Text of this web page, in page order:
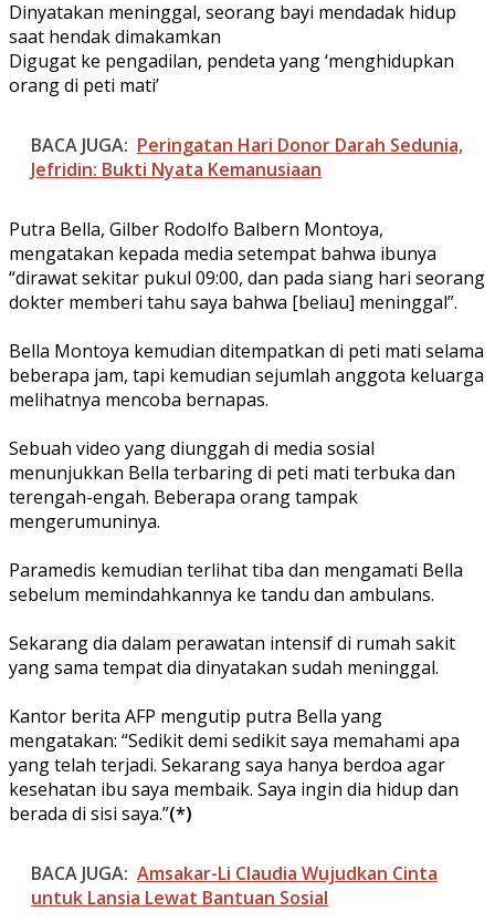
Dinyatakan meninggal, seorang bayi mendadak hidup
saat hendak dimakamkan
Digugat ke pengadilan, pendeta yang ‘menghidupkan
orang di peti mati’
BACA JUGA: Peringatan Hari Donor Darah Sedunia,
Jefridin: Bukti Nyata Kemanusiaan
Putra Bella, Gilber Rodolfo Balbern Montoya,
mengatakan kepada media setempat bahwa ibunya
“dirawat sekitar pukul 09:00, dan pada siang hari seorang
dokter memberi tahu saya bahwa [beliau] meninggal”.
Bella Montoya kemudian ditempatkan di peti mati selama
beberapa jam, tapi kemudian sejumlah anggota keluarga
melihatnya mencoba bernapas.
Sebuah video yang diunggah di media sosial
menunjukkan Bella terbaring di peti mati terbuka dan
terengah-engah. Beberapa orang tampak
mengerumuninya.
Paramedis kemudian terlihat tiba dan mengamati Bella
sebelum memindahkannya ke tandu dan ambulans.
Sekarang dia dalam perawatan intensif di rumah sakit
yang sama tempat dia dinyatakan sudah meninggal.
Kantor berita AFP mengutip putra Bella yang
mengatakan: “Sedikit demi sedikit saya memahami apa
yang telah terjadi. Sekarang saya hanya berdoa agar
kesehatan ibu saya membaik. Saya ingin dia hidup dan
berada di sisi saya.”(*)
BACA JUGA: Amsakar-Li Claudia Wujudkan Cinta
untuk Lansia Lewat Bantuan Sosial